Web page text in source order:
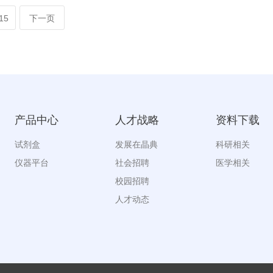
下一页
产品中心
试剂盒
仪器平台
人才战略
发展在晶典
社会招聘
校园招聘
人才动态
资料下载
科研相关
医学相关